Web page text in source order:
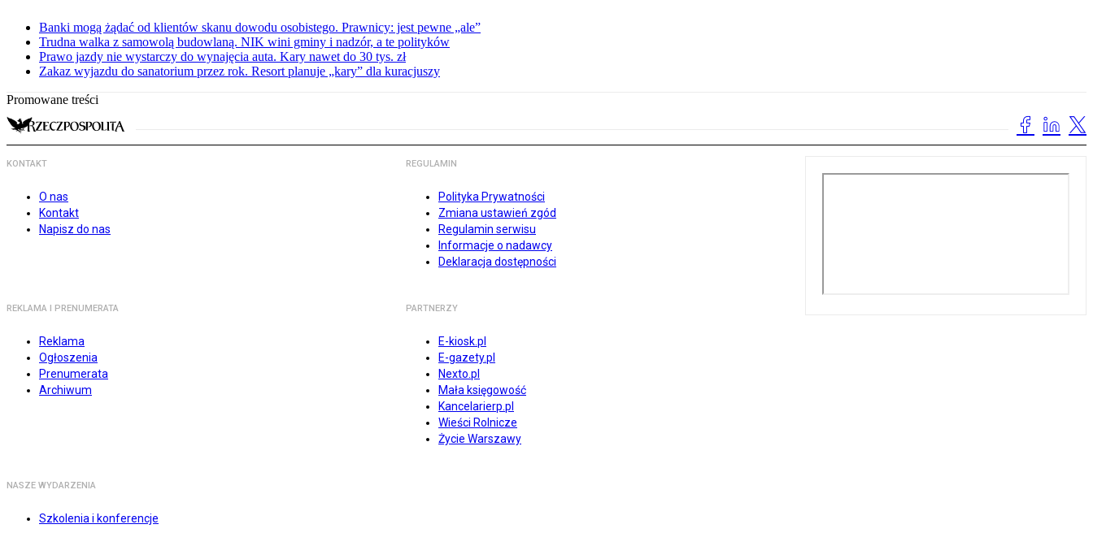
Banki mogą żądać od klientów skanu dowodu osobistego. Prawnicy: jest pewne „ale”
Trudna walka z samowolą budowlaną. NIK wini gminy i nadzór, a te polityków
Prawo jazdy nie wystarczy do wynajęcia auta. Kary nawet do 30 tys. zł
Zakaz wyjazdu do sanatorium przez rok. Resort planuje „kary” dla kuracjuszy
Promowane treści
KONTAKT
O nas
Kontakt
Napisz do nas
REGULAMIN
Polityka Prywatności
Zmiana ustawień zgód
Regulamin serwisu
Informacje o nadawcy
Deklaracja dostępności
REKLAMA I PRENUMERATA
Reklama
Ogłoszenia
Prenumerata
Archiwum
PARTNERZY
E-kiosk.pl
E-gazety.pl
Nexto.pl
Mała księgowość
Kancelarierp.pl
Wieści Rolnicze
Życie Warszawy
NASZE WYDARZENIA
Szkolenia i konferencje